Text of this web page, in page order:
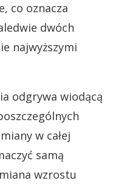
co oznacza
dwóch
najwyższymi
odgrywa wiodącą
w całej
samą
wzrostu